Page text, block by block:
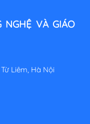
NGHỆ VÀ GIÁO
Liêm, Hà Nội